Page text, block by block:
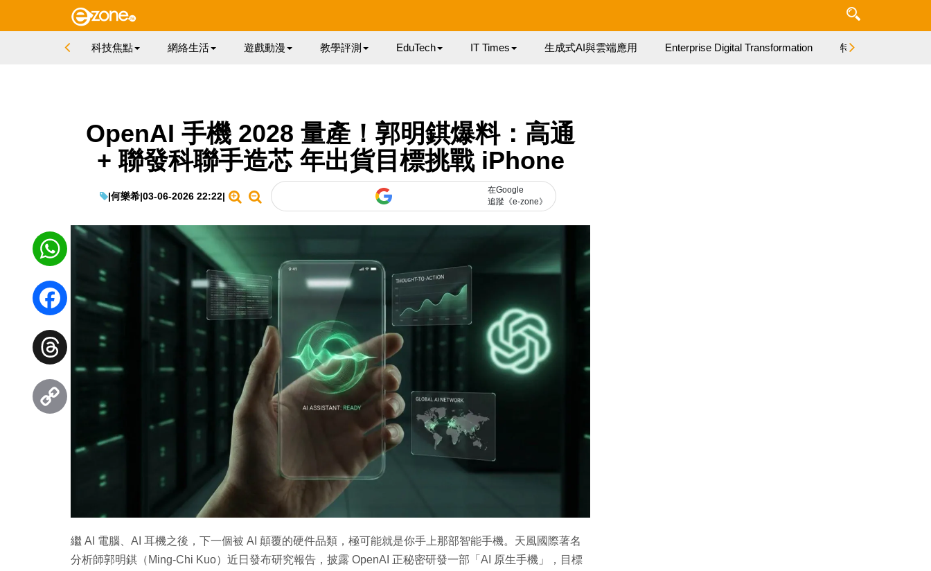
科技焦點 網絡生活 遊戲動漫 教學評測 EduTech IT Times 生成式AI與雲端應用 Enterprise Digital Transformation 特集
OpenAI 手機 2028 量產！郭明錤爆料：高通
+ 聯發科聯手造芯 年出貨目標挑戰 iPhone
|何樂希|03-06-2026 22:22|
在Google
追蹤《e-zone》
繼 AI 電腦、AI 耳機之後，下一個被 AI 顛覆的硬件品類，極可能就是你手上那部智能手機。天風國際著名
分析師郭明錤（Ming-Chi Kuo）近日發布研究報告，披露 OpenAI 正秘密研發一部「AI 原生手機」，目標
WhatsApp
Facebook
Threads